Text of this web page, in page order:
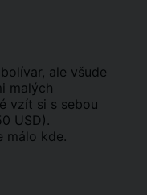
ale všude
malých
vzít si s sebou
USD).
málo kde.